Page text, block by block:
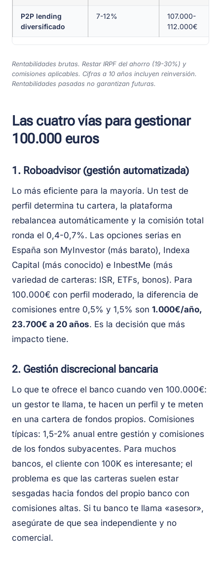
P2P lending
diversificado
7-12%
107.000-
112.000€
Rentabilidades brutas. Restar IRPF del ahorro (19-30%) y
comisiones aplicables. Cifras a 10 años incluyen reinversión.
Rentabilidades pasadas no garantizan futuras.
Las cuatro vías para gestionar
100.000 euros
1. Roboadvisor (gestión automatizada)
Lo más eficiente para la mayoría. Un test de
perfil determina tu cartera, la plataforma
rebalancea automáticamente y la comisión total
ronda el 0,4-0,7%. Las opciones serias en
España son MyInvestor (más barato), Indexa
Capital (más conocido) e InbestMe (más
variedad de carteras: ISR, ETFs, bonos). Para
100.000€ con perfil moderado, la diferencia de
comisiones entre 0,5% y 1,5% son 1.000€/año,
23.700€ a 20 años. Es la decisión que más
impacto tiene.
2. Gestión discrecional bancaria
Lo que te ofrece el banco cuando ven 100.000€:
un gestor te llama, te hacen un perfil y te meten
en una cartera de fondos propios. Comisiones
típicas: 1,5-2% anual entre gestión y comisiones
de los fondos subyacentes. Para muchos
bancos, el cliente con 100K es interesante; el
problema es que las carteras suelen estar
sesgadas hacia fondos del propio banco con
comisiones altas. Si tu banco te llama «asesor»,
asegúrate de que sea independiente y no
comercial.